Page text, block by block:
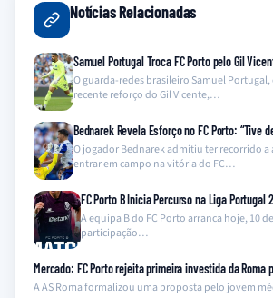
Notícias Relacionadas
Samuel Portugal Troca FC Porto pelo Gil
O guarda-redes brasileiro Samuel Portugal,
recente reforço do Gil Vicente,…
Bednarek Revela Esforço no FC Porto: “Tive
O jogador Bednarek admitiu ter recorrido a
entrar em campo na vitória do FC…
FC Porto B Inicia Percurso na Liga Portugal
A equipa B do FC Porto arranca hoje, 10
participação…
Mercado: FC Porto rejeita primeira investida da Roma
A AS Roma formalizou uma proposta pelo jovem